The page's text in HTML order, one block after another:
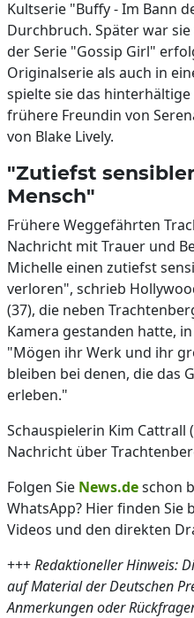
Kultserie "Buffy - Im Bann
Durchbruch. Später war
der Serie "Gossip Girl"
Originalserie als auch in
spielte sie das
frühere Freundin von
von Blake Lively.
"Zutiefst
Mensch"
Frühere Weggefährten
Nachricht mit Trauer und
Michelle einen zutiefst
verloren", schrieb
(37), die neben
Kamera gestanden hatte,
"Mögen ihr Werk und ihr
bleiben bei denen, die das
erleben."
Schauspielerin Kim Cattrall
Nachricht über
Folgen Sie News.deschon
WhatsApp? Hier finden Sie
Videos und den direkten
+++Redaktioneller Hinweis:
auf Material der Deutschen
Anmerkungen oder